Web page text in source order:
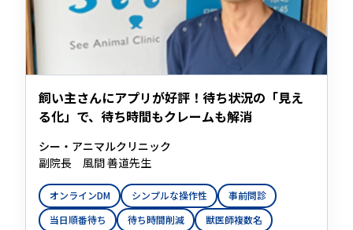
飼い主さんにアプリが好評！待ち状況の「見え
る化」で、待ち時間もクレームも解消
シー・アニマルクリニック
副院長 風間 善道先生
オンラインDM シンプルな操作性
事前問診
当日順番待ち
待ち時間削減
獣医師複数名